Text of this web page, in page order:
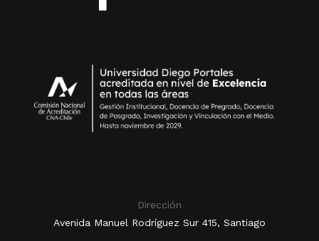
Dirección
Avenida Manuel Rodríguez Sur 415, Santiago